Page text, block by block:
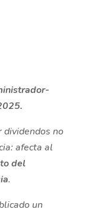
no
afecta al
del
.
un